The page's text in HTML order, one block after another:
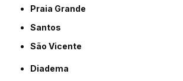
Praia Grande
Santos
São Vicente
Diadema